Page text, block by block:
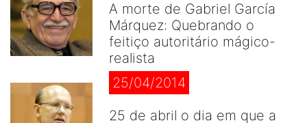
A morte de Gabriel García
Márquez: Quebrando o
feitiço autoritário mágico-
realista
25/04/2014
25 de abril o dia em que a